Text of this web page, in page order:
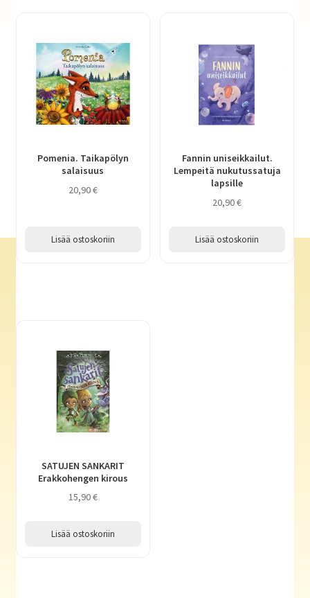
Pomenia. Taikapölyn
salaisuus
20,90€
Lisää ostoskoriin
Fannin uniseikkailut.
Lempeitä nukutussatuja
lapsille
20,90€
Lisää ostoskoriin
SATUJEN SANKARIT
Erakkohengen kirous
15,90€
Lisää ostoskoriin